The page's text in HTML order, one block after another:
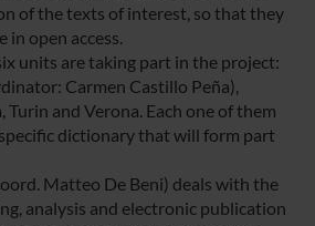
of the texts of interest, so that they
in open access.
units are taking part in the project:
Carmen Castillo Peña),
Turin and Verona. Each one of them
dictionary that will form part
Matteo De Beni) deals with the
analysis and electronic publication